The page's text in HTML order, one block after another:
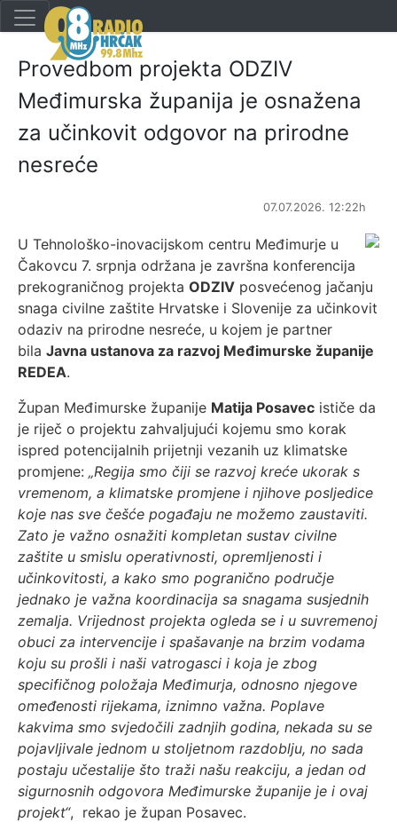
Provedbom projekta ODZIV
Međimurska županija je osnažena
za učinkovit odgovor na prirodne
nesreće
07.07.2026. 12:22h
U Tehnološko-inovacijskom centru Međimurje u
Čakovcu 7. srpnja održana je završna konferencija
prekograničnog projekta ODZIV posvećenog jačanju
snaga civilne zaštite Hrvatske i Slovenije za učinkovit
odaziv na prirodne nesreće, u kojem je partner
bila Javna ustanova za razvoj Međimurske županije
REDEA.
Župan Međimurske županije Matija Posavec ističe da
je riječ o projektu zahvaljujući kojemu smo korak
ispred potencijalnih prijetnji vezanih uz klimatske
promjene: „Regija smo čiji se razvoj kreće ukorak s
vremenom, a klimatske promjene i njihove posljedice
koje nas sve češće pogađaju ne možemo zaustaviti.
Zato je važno osnažiti kompletan sustav civilne
zaštite u smislu operativnosti, opremljenosti i
učinkovitosti, a kako smo pogranično područje
jednako je važna koordinacija sa snagama susjednih
zemalja. Vrijednost projekta ogleda se i u suvremenoj
obuci za intervencije i spašavanje na brzim vodama
koju su prošli i naši vatrogasci i koja je zbog
specifičnog položaja Međimurja, odnosno njegove
omeđenosti rijekama, iznimno važna. Poplave
kakvima smo svjedočili zadnjih godina, nekada su se
pojavljivale jednom u stoljetnom razdoblju, no sada
postaju učestalije što traži našu reakciju, a jedan od
sigurnosnih odgovora Međimurske županije je i ovaj
projekt“, rekao je župan Posavec.